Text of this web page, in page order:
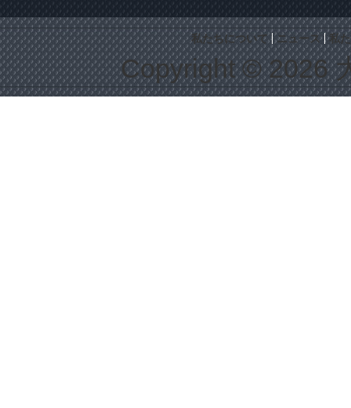
私たちについて ニュース 私
Copyright © 2026